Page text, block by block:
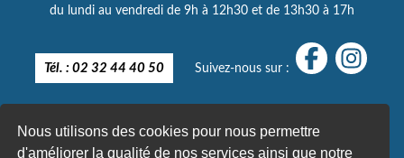
Nous utilisons des cookies pour nous permettre
d'améliorer la qualité de nos services ainsi que notre
du lundi au vendredi de 9h à 12h30 et de 13h30 à 17h
Tél. : 02 32 44 40 50 Suivez-nous sur :